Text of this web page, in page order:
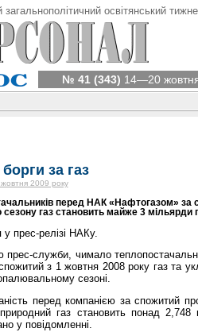
загальнополітичний освітянський
№ 41 (343) 14—20
за газ
2009 року
перед НАК «Нафтогазом» за
газ становить майже 3 мільярди
прес-релізі НАКу.
прес-служби, чимало
з 1 жовтня 2008 року газ та
сезоні.
перед компанією за спожитий
газ становить понад
у повідомленні.